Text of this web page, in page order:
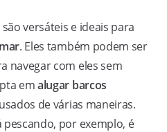
versáteis e ideais para
. Eles também podem ser
navegar com eles sem
emalugar barcos
de várias maneiras.
por exemplo, é